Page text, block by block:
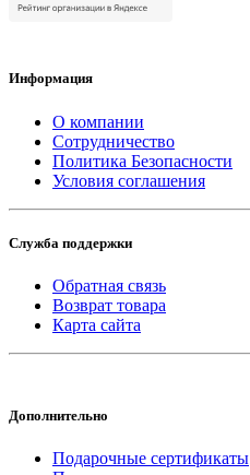
Информация
О компании
Сотрудничество
Политика Безопасности
Условия соглашения
Служба поддержки
Обратная связь
Возврат товара
Карта сайта
Дополнительно
Подарочные сертификаты